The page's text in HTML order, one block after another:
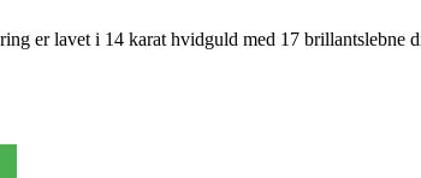
er lavet i 14 karat hvidguld med 17 brillantslebne